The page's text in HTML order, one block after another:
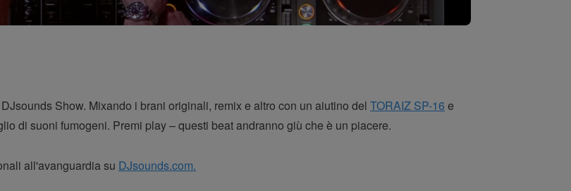
Show. Mixando i brani originali, remix e altro con un aiutino del TORAIZ SP-16 e
di suoni fumogeni. Premi play – questi beat andranno giù che è un piacere.
all'avanguardia su DJsounds.com.